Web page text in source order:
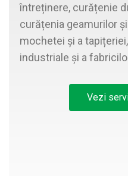
întreținere, curățenie
curățenia geamurilor
mochetei și a
industriale și a
Vezi